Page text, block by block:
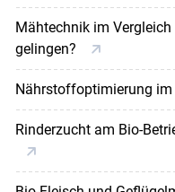
Mähtechnik im
gelingen?
Nährstoffoptimierung im
Rinderzucht am Bio-